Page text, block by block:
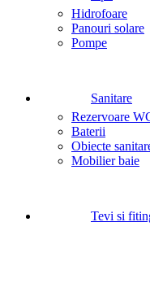
Hidrofoare
Panouri solare
Pompe
Sanitare
Rezervoare
Baterii
Obiecte
Mobilier baie
Tevi si